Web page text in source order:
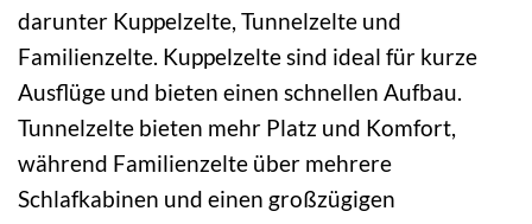
darunter Kuppelzelte, Tunnelzelte und
Familienzelte. Kuppelzelte sind ideal für kurze
Ausflüge und bieten einen schnellen Aufbau.
Tunnelzelte bieten mehr Platz und Komfort,
während Familienzelte über mehrere
Schlafkabinen und einen großzügigen